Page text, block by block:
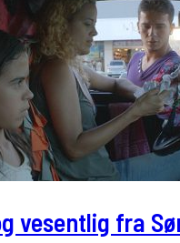
vesentlig fra